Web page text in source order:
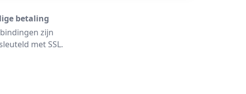
betaling
zijn
met SSL.